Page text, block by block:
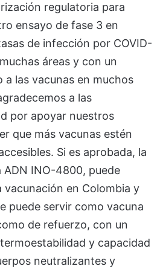
regulatoria para
ensayo de fase 3 en
de infección por COVID-
áreas y con un
a las vacunas en muchos
a las
por apoyar nuestros
que más vacunas estén
Si es aprobada, la
ADN INO-4800, puede
vacunación en Colombia y
puede servir como vacuna
de refuerzo, con un
y capacidad
neutralizantes y